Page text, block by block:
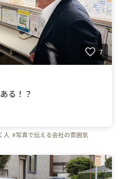
7
る！？
人 #写真で伝える会社の雰囲気